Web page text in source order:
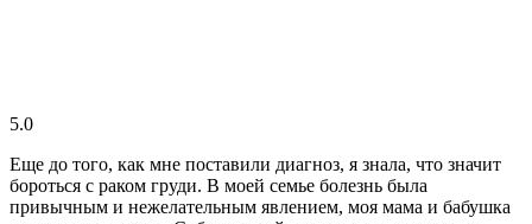
5.0
Еще до того, как мне поставили диагноз, я знала, что значит
бороться с раком груди. В моей семье болезнь была
привычным и нежелательным явлением, моя мама и бабушка